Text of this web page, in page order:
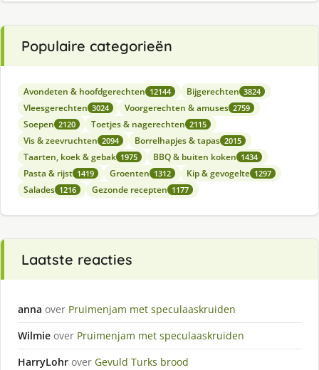
Populaire categorieën
Avondeten & hoofdgerechten 12144 Bijgerechten 3824
Vleesgerechten 3024 Voorgerechten & amuses 2759
Soepen 2120 Toetjes & nagerechten 2115
Vis & zeevruchten 2094 Borrelhapjes & tapas 2015
Taarten, koek & gebak 1975 BBQ & buiten koken 1434
Pasta & rijst 1419 Groenten 1312 Kip & gevogelte 1297
Salades 1216 Gezonde recepten 1177
Laatste reacties
anna over Pruimenjam met speculaaskruiden
Wilmie over Pruimenjam met speculaaskruiden
HarryLohr over Gevuld Turks brood